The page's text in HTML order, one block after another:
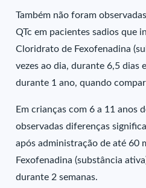
Também não foram
QTc em pacientes sadios que
Cloridrato de Fexofenadina
vezes ao dia, durante 6,5 dias
durante 1 ano, quando
Em crianças com 6 a 11 anos
observadas diferenças
após administração de até 60
Fexofenadina (substância
durante 2 semanas.